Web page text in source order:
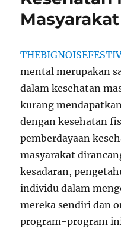
Masyarakat
mental merupakan
dalam kesehatan
kurang
dengan kesehatan
pemberdayaan
masyarakat
kesadaran,
individu dalam
mereka sendiri dan
program-program